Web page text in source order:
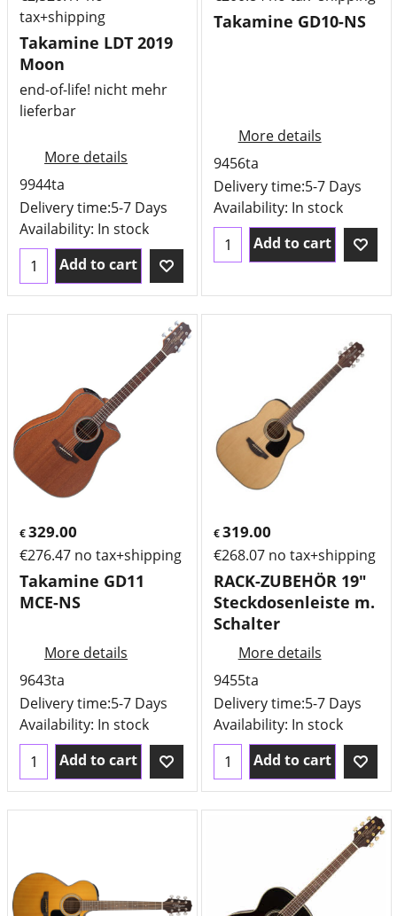
tax+shipping
Takamine LDT 2019
Moon
end-of-life! nicht mehr
lieferbar
More details
9944ta
Delivery time:5-7 Days
Availability: In stock
Add to cart
Takamine GD10-NS
More details
9456ta
Delivery time:5-7 Days
Availability: In stock
Add to cart
€329.00
€276.47 no tax+shipping
Takamine GD11
MCE-NS
More details
9643ta
Delivery time:5-7 Days
Availability: In stock
Add to cart
€319.00
€268.07 no tax+shipping
RACK-ZUBEHÖR 19"
Steckdosenleiste m.
Schalter
More details
9455ta
Delivery time:5-7 Days
Availability: In stock
Add to cart